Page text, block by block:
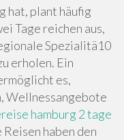
hat, plant häufig
Tage reichen aus,
Spezialitä10
erholen. Ein
es,
Wellnessangebote
hamburg 2 tage
haben den